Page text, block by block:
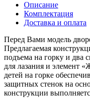
Описание
Комплектация
Доставка и оплата
Перед Вами модель
Предлагаемая
подъема на горку и два
для лазания и элемент
детей на горке
защитных стенок на
конструкции